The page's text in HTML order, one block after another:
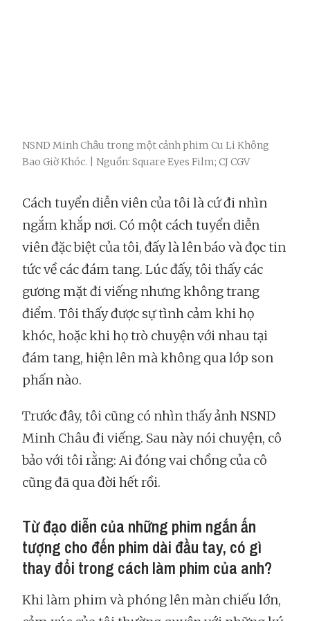
NSND Minh Châu trong một cảnh phim Cu Li Không
Bao Giờ Khóc. | Nguồn: Square Eyes Film; CJ CGV
Cách tuyển diễn viên của tôi là cứ đi nhìn
ngắm khắp nơi. Có một cách tuyển diễn
viên đặc biệt của tôi, đấy là lên báo và đọc tin
tức về các đám tang. Lúc đấy, tôi thấy các
gương mặt đi viếng nhưng không trang
điểm. Tôi thấy được sự tình cảm khi họ
khóc, hoặc khi họ trò chuyện với nhau tại
đám tang, hiện lên mà không qua lớp son
phấn nào.
Trước đây, tôi cũng có nhìn thấy ảnh NSND
Minh Châu đi viếng. Sau này nói chuyện, cô
bảo với tôi rằng: Ai đóng vai chồng của cô
cũng đã qua đời hết rồi.
Từ đạo diễn của những phim ngắn ấn
tượng cho đến phim dài đầu tay, có gì
thay đổi trong cách làm phim của anh?
Khi làm phim và phóng lên màn chiếu lớn,